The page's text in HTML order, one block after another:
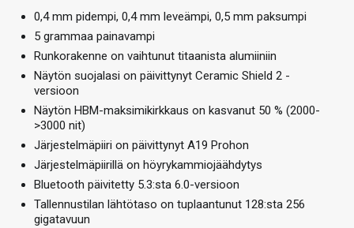
0,4 mm pidempi, 0,4 mm leveämpi, 0,5 mm paksumpi
5 grammaa painavampi
Runkorakenne on vaihtunut titaanista alumiiniin
Näytön suojalasi on päivittynyt Ceramic Shield 2 -
versioon
Näytön HBM-maksimikirkkaus on kasvanut 50 % (2000-
>3000 nit)
Järjestelmäpiiri on päivittynyt A19 Prohon
Järjestelmäpiirillä on höyrykammiojäähdytys
Bluetooth päivitetty 5.3:sta 6.0-versioon
Tallennustilan lähtötaso on tuplaantunut 128:sta 256
gigatavuun